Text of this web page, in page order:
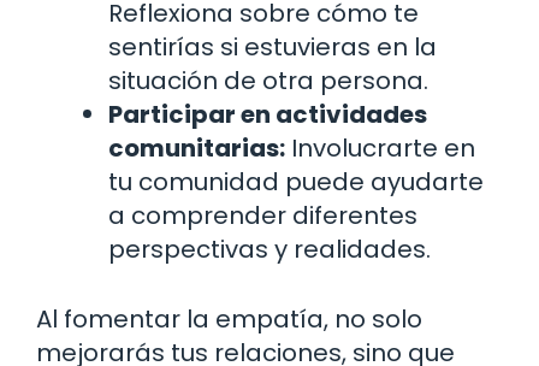
Reflexiona sobre cómo te
sentirías si estuvieras en la
situación de otra persona.
Participar en actividades
comunitarias: Involucrarte en
tu comunidad puede ayudarte
a comprender diferentes
perspectivas y realidades.
Al fomentar la empatía, no solo
mejorarás tus relaciones, sino que